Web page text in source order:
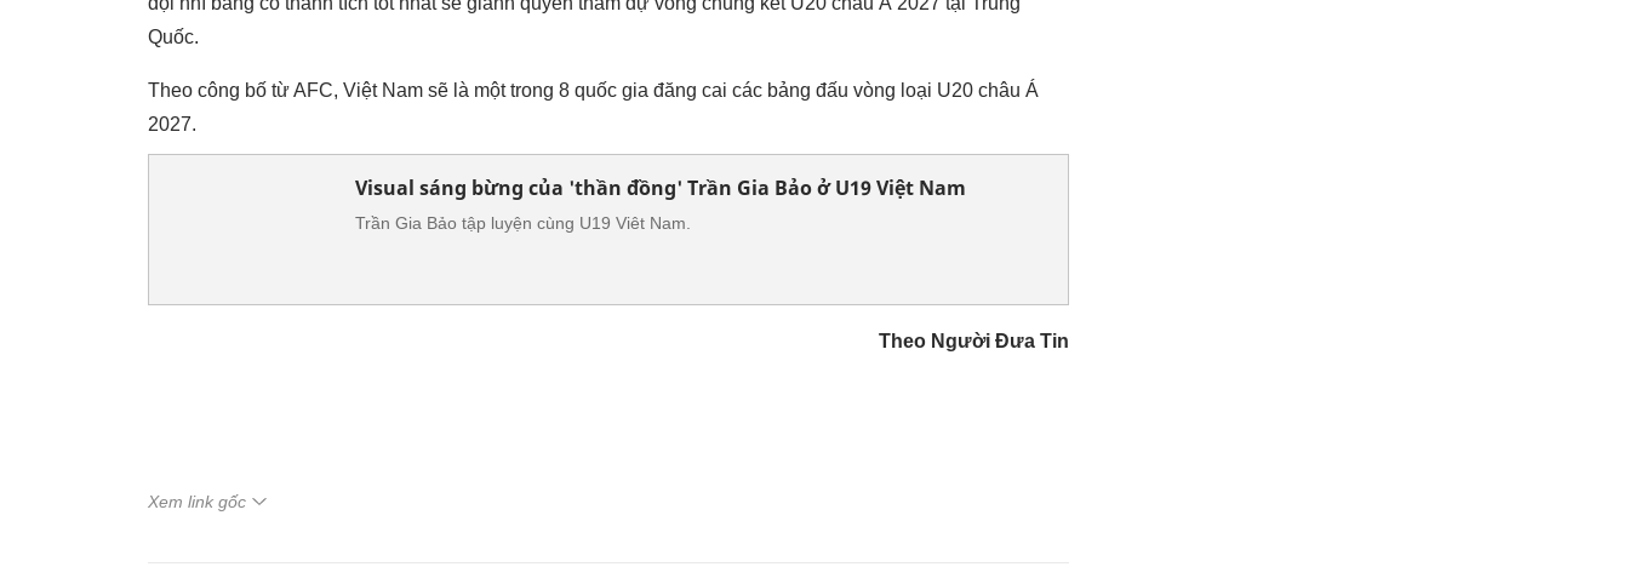
Quốc.
Theo công bố từ AFC, Việt Nam sẽ là một trong 8 quốc gia đăng cai các bảng đấu vòng loại U20 châu Á
2027.
Visual sáng bừng của 'thần đồng' Trần Gia Bảo ở U19 Việt Nam
Trần Gia Bảo tập luyện cùng U19 Viêt Nam.
Theo Người Đưa Tin
Xem link gốc